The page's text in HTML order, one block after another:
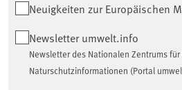
Neuigkeiten zur Europäischen
Newsletter umwelt.info
Newsletter des Nationalen Zentrums
Naturschutzinformationen (Portal